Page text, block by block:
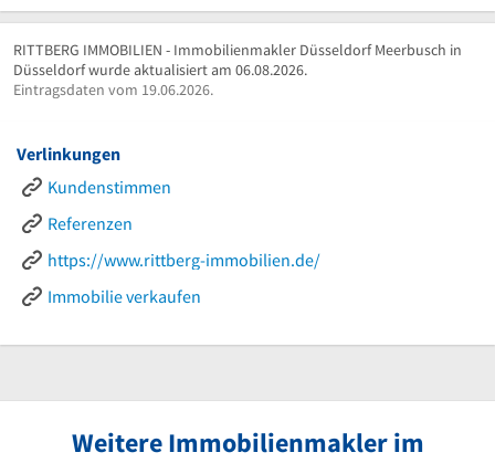
RITTBERG IMMOBILIEN - Immobilienmakler Düsseldorf Meerbusch in
Düsseldorf wurde aktualisiert am 06.08.2026.
Eintragsdaten vom 19.06.2026.
Verlinkungen
Kundenstimmen
Referenzen
https://www.rittberg-immobilien.de/
Immobilie verkaufen
Weitere Immobilienmakler im